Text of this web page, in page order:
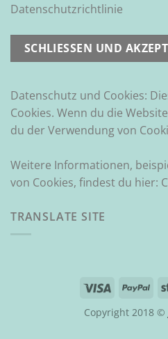
Datenschutzrichtlinie
Datenschutz und Cookies:
Cookies. Wenn du die
du der Verwendung von
Weitere Informationen,
von Cookies, findest du hier:
TRANSLATE SITE
Copyright 2018 ©